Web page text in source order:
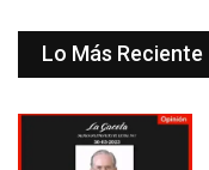
Lo Más Reciente